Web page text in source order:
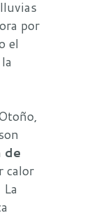
por
el
de
calor